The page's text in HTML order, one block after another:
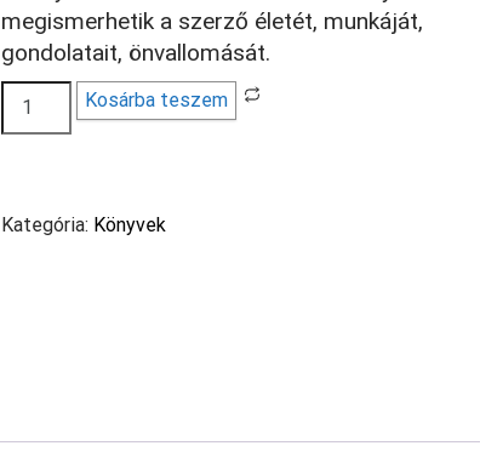
was:
2
500 Ft.
is:
1
200 Ft.
megismerhetik a szerző életét, munkáját,
gondolatait, önvallomását.
jósnő
Kosárba teszem
Kategória: Könyvek